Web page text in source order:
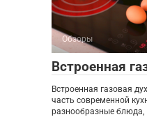
Обзоры
Встроенная
Встроенная газовая
часть современной
разнообразные блюда,